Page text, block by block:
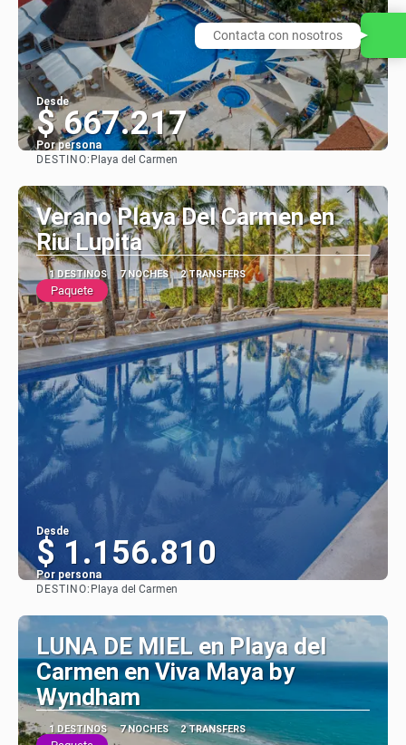
Desde
$ 667.217
Por persona
DESTINO: Playa del Carmen
Verano Playa Del Carmen en
Riu Lupita
1 DESTINOS 7 NOCHES 2 TRANSFERS
Paquete
Desde
$ 1.156.810
Por persona
DESTINO: Playa del Carmen
LUNA DE MIEL en Playa del
Carmen en Viva Maya by
Wyndham
1 DESTINOS 7 NOCHES 2 TRANSFERS
Contacta con nosotros